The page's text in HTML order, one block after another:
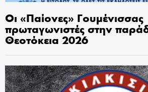
Οι «Παίονες» Γουμένισσας
πρωταγωνιστές στην
Θεοτόκεια 2026